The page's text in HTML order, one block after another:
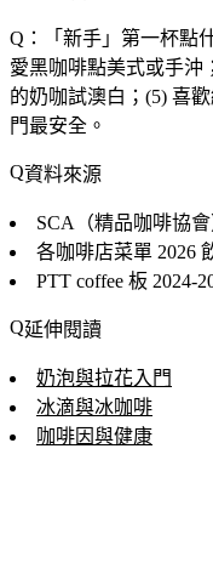
Q：「 新手 」第一杯點
愛黑咖啡點美式或手沖
的奶咖試澳白；(5) 喜
門最安全。
資料來源
SCA（精品咖啡協會
各咖啡店菜單 2026
PTT coffee 板 2024-
延伸閱讀
奶泡與拉花入門
冰滴與冰咖啡
咖啡因與健康